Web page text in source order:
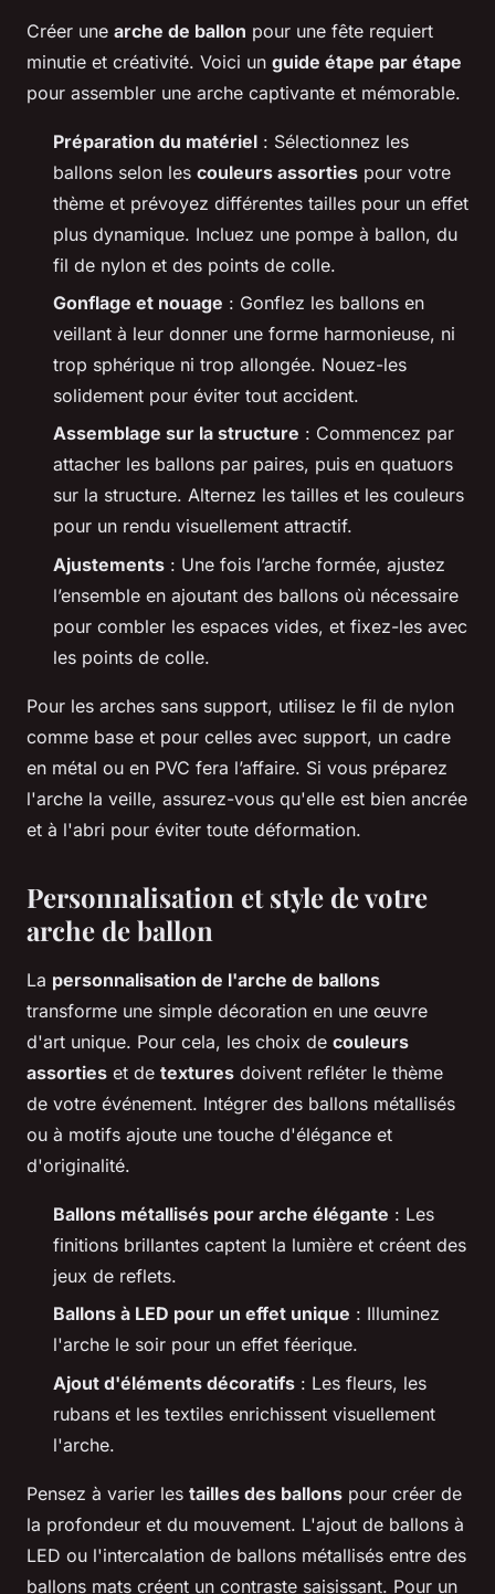
Créer une arche de ballon pour une fête requiert
minutie et créativité. Voici un guide étape par étape
pour assembler une arche captivante et mémorable.
Préparation du matériel : Sélectionnez les
ballons selon les couleurs assorties pour votre
thème et prévoyez différentes tailles pour un effet
plus dynamique. Incluez une pompe à ballon, du
fil de nylon et des points de colle.
Gonflage et nouage : Gonflez les ballons en
veillant à leur donner une forme harmonieuse, ni
trop sphérique ni trop allongée. Nouez-les
solidement pour éviter tout accident.
Assemblage sur la structure : Commencez par
attacher les ballons par paires, puis en quatuors
sur la structure. Alternez les tailles et les couleurs
pour un rendu visuellement attractif.
Ajustements : Une fois l’arche formée, ajustez
l’ensemble en ajoutant des ballons où nécessaire
pour combler les espaces vides, et fixez-les avec
les points de colle.
Pour les arches sans support, utilisez le fil de nylon
comme base et pour celles avec support, un cadre
en métal ou en PVC fera l’affaire. Si vous préparez
l'arche la veille, assurez-vous qu'elle est bien ancrée
et à l'abri pour éviter toute déformation.
Personnalisation et style de votre
arche de ballon
La personnalisation de l'arche de ballons
transforme une simple décoration en une œuvre
d'art unique. Pour cela, les choix de couleurs
assorties et de textures doivent refléter le thème
de votre événement. Intégrer des ballons métallisés
ou à motifs ajoute une touche d'élégance et
d'originalité.
Ballons métallisés pour arche élégante : Les
finitions brillantes captent la lumière et créent des
jeux de reflets.
Ballons à LED pour un effet unique : Illuminez
l'arche le soir pour un effet féerique.
Ajout d'éléments décoratifs : Les fleurs, les
rubans et les textiles enrichissent visuellement
l'arche.
Pensez à varier les tailles des ballons pour créer de
la profondeur et du mouvement. L'ajout de ballons à
LED ou l'intercalation de ballons métallisés entre des
ballons mats créent un contraste saisissant. Pour un